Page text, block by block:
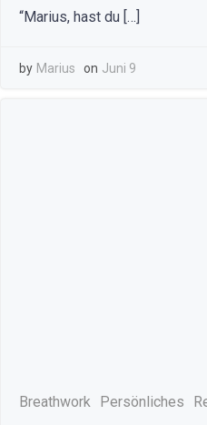
“Marius, hast du […]
by Marius on Juni 9
Breathwork Persönliches